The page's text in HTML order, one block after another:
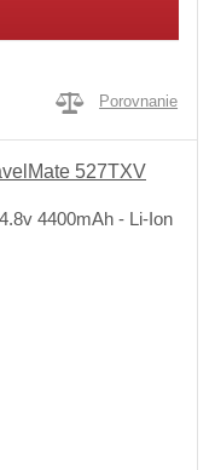
Porovnanie
527TXV